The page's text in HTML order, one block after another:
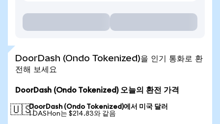
DoorDash (Ondo Tokenized)을 인기 통화로 환
전해 보세요
DoorDash (Ondo Tokenized) 오늘의 환전 가격
🇺🇸DoorDash (Ondo Tokenized)에서 미국 달러
1 DASHon는 $214.83와 같음